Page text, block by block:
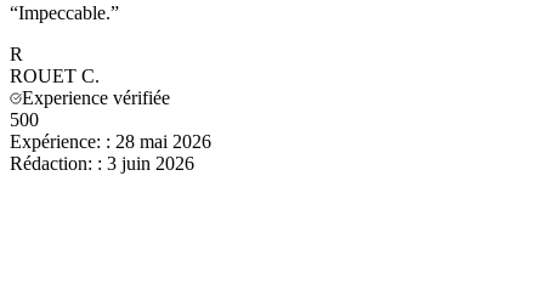
“Impeccable.”
R
ROUET C.
Experience vérifiée
500
Expérience: : 28 mai 2026
Rédaction: : 3 juin 2026